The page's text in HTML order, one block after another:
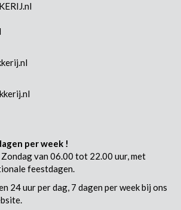
per week !
van 06.00 tot 22.00 uur, met
feestdagen.
24 uur per dag, 7 dagen per week bij ons